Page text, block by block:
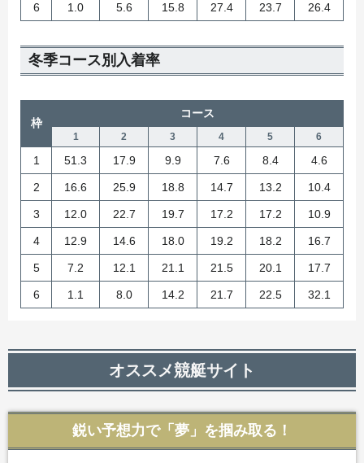
6 1.0 5.6 15.8 27.4 23.7 26.4
冬季コース別入着率
枠
コース
1 2 3 4 5 6
1 51.3 17.9 9.9 7.6 8.4 4.6
2 16.6 25.9 18.8 14.7 13.2 10.4
3 12.0 22.7 19.7 17.2 17.2 10.9
4 12.9 14.6 18.0 19.2 18.2 16.7
5 7.2 12.1 21.1 21.5 20.1 17.7
6 1.1 8.0 14.2 21.7 22.5 32.1
オススメ競艇サイト
鋭い予想力で「夢」を掴み取る！